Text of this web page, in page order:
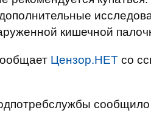
кишечной
Цензор.НЕТ со